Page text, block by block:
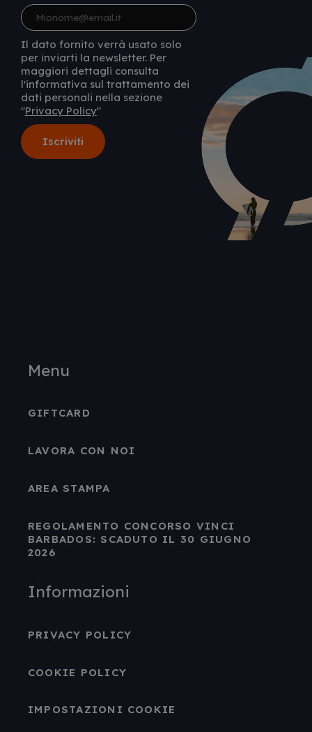
Il dato fornito verrà usato solo
per inviarti la newsletter. Per
maggiori dettagli consulta
l'informativa sul trattamento dei
dati personali nella sezione
"Privacy Policy"
Menu
GIFTCARD
LAVORA CON NOI
AREA STAMPA
REGOLAMENTO CONCORSO VINCI
BARBADOS: SCADUTO IL 30 GIUGNO
2026
Informazioni
PRIVACY POLICY
COOKIE POLICY
IMPOSTAZIONI COOKIE